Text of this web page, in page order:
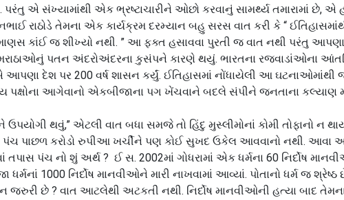
પરંતુ એ સંખ્યામાંથી એક ભ્રષ્ટાચારીને ઓછો કરવાનું સામર્થ્ય તમારામાં છે, એ
રાઠોડે તેમના એક કાર્યક્રમ દરમ્યાન બહુ સરસ વાત કરી કે “
કાંઈ જ શીખ્યો નથી. ” આ ફક્ત હસાવવા પુરતી જ વાત નથી પરંતુ
પતન અંદરોઅંદરના કુસંપને કારણે થયું. ભારતના રજવાડાંઓના
દેશ પર 200 વર્ષ શાસન કર્યું. ઈતિહાસમાં નોંધાયેલી આ
પક્ષોના આગેવાનો એકબીજાના પગ ખેંચવાને બદલે સંપીને જનતાના કલ્યાણ
ઉપયોગી થવું,” એટલી વાત બધા સમજે તો હિંદુ મુસ્લીમોનાં કોમી તોફાનો ન
પંચ પાછળ કરોડો રુપીઆ ખર્ચીને પણ કોઈ સુખદ ઉકેલ આવવાનો નથી. આવા
પંચ નો શું અર્થ ? ઈ સ. 2002માં ગોધરામાં એક ધર્મના 60 નિર્દોષ
ધર્મનાં 1000 નિર્દોષ માનવીઓને મારી નાખવામાં આવ્યાં. પોતાનો ધર્મ જ
જરુરી છે ? વાત આટલેથી અટકતી નથી. નિર્દોષ માનવીઓની હત્યા બાદ તેમના